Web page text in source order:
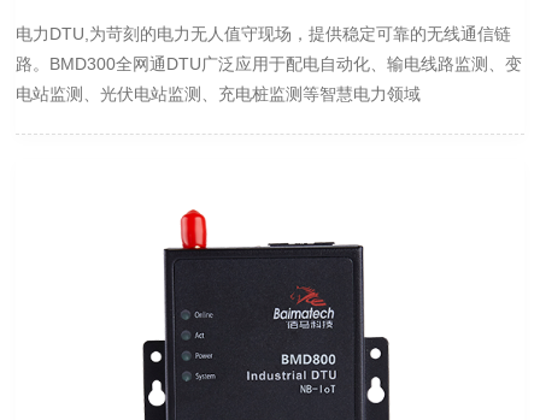
电力DTU,为苛刻的电力无人值守现场，提供稳定可靠的无线通信链
路。BMD300全网通DTU广泛应用于配电自动化、输电线路监测、变
电站监测、光伏电站监测、充电桩监测等智慧电力领域